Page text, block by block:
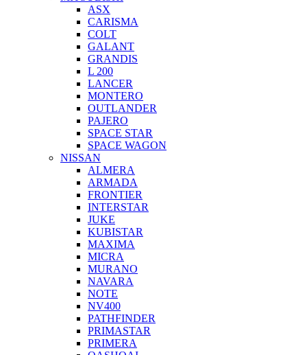
ASX
CARISMA
COLT
GALANT
GRANDIS
L 200
LANCER
MONTERO
OUTLANDER
PAJERO
SPACE STAR
SPACE WAGON
NISSAN
ALMERA
ARMADA
FRONTIER
INTERSTAR
JUKE
KUBISTAR
MAXIMA
MICRA
MURANO
NAVARA
NOTE
NV400
PATHFINDER
PRIMASTAR
PRIMERA